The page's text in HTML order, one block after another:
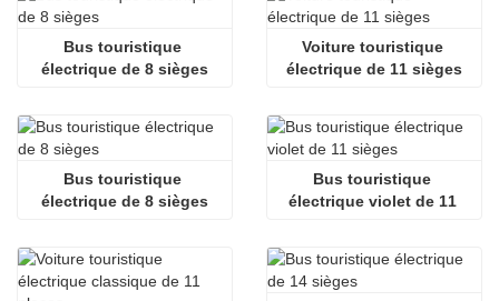
Bus touristique
électrique de 8 sièges
Voiture touristique
électrique de 11 sièges
Bus touristique
électrique de 8 sièges
Bus touristique
électrique violet de 11